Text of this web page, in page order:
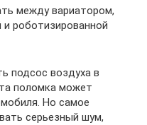
между вариатором,
и роботизированной
подсос воздуха в
поломка может
Но самое
серьезный шум,